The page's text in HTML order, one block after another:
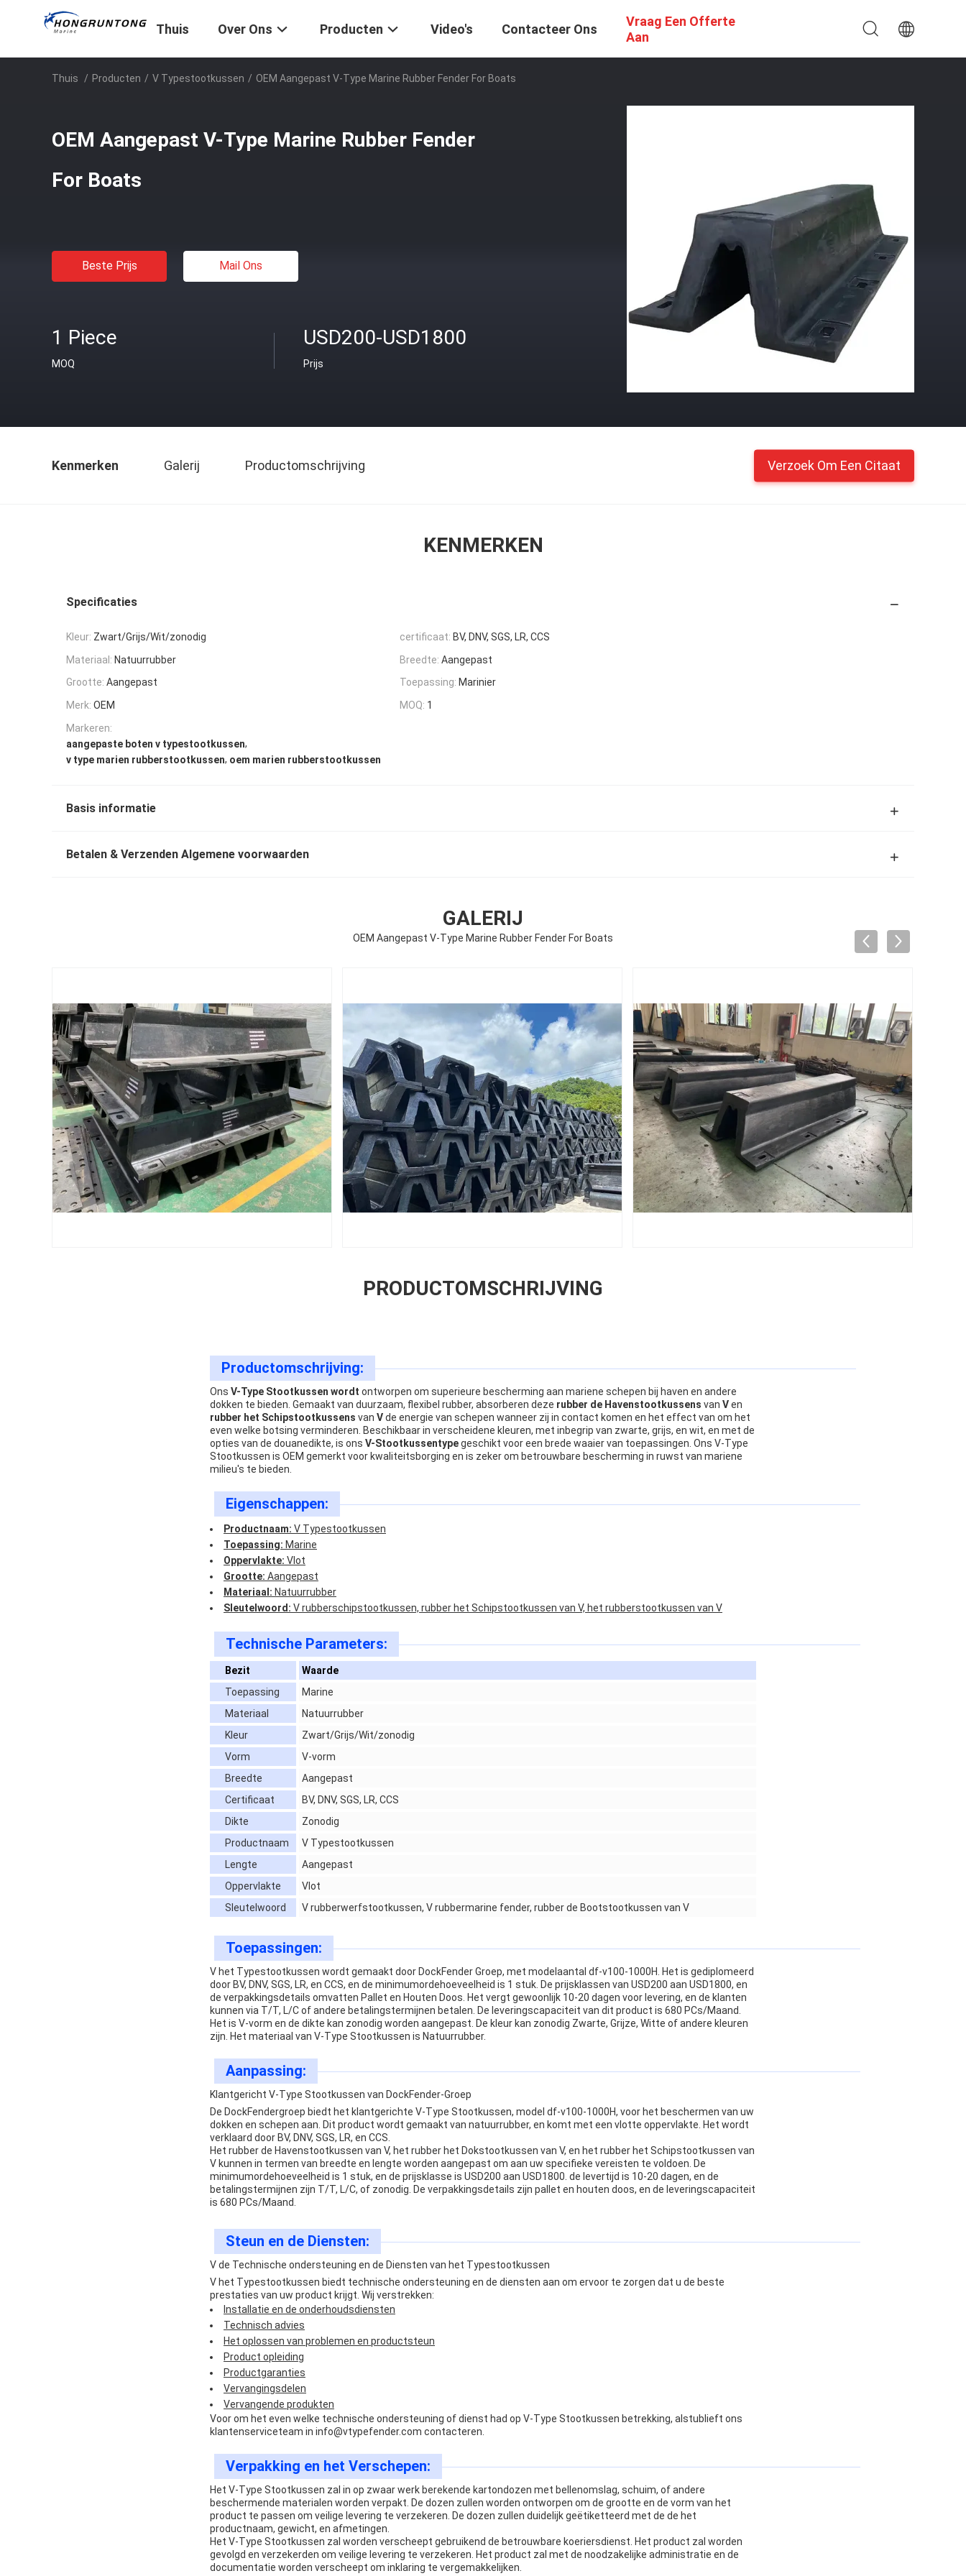
Thuis Over Ons Producten Video's Contacteer Ons
Vraag Een Offerte
Aan
Thuis / Producten / V Typestootkussen / OEM Aangepast V-Type Marine Rubber Fender For Boats
OEM Aangepast V-Type Marine Rubber Fender
For Boats
Beste Prijs Mail Ons
1 Piece
MOQ
USD200-USD1800
Prijs
Kenmerken Galerij Productomschrijving Verzoek Om Een Citaat
KENMERKEN
Specificaties
Kleur: Zwart/Grijs/Wit/zonodig certificaat: BV, DNV, SGS, LR, CCS
Materiaal: Natuurrubber Breedte: Aangepast
Grootte: Aangepast Toepassing: Marinier
Merk: OEM MOQ: 1
Markeren:
aangepaste boten v typestootkussen,
v type marien rubberstootkussen, oem marien rubberstootkussen
Basis informatie
Betalen & Verzenden Algemene voorwaarden
GALERIJ
OEM Aangepast V-Type Marine Rubber Fender For Boats
PRODUCTOMSCHRIJVING
Productomschrijving:
Ons V-Type Stootkussen wordt ontworpen om superieure bescherming aan mariene schepen bij haven en andere
dokken te bieden. Gemaakt van duurzaam, flexibel rubber, absorberen deze rubber de Havenstootkussens van Ven
rubber het Schipstootkussens van Vde energie van schepen wanneer zij in contact komen en het effect van om het
even welke botsing verminderen. Beschikbaar in verscheidene kleuren, met inbegrip van zwarte, grijs, en wit, en met de
opties van de douanedikte, is ons V-Stootkussentypegeschikt voor een brede waaier van toepassingen. Ons V-Type
Stootkussen is OEM gemerkt voor kwaliteitsborging en is zeker om betrouwbare bescherming in ruwst van mariene
milieu's te bieden.
Eigenschappen:
Productnaam: V Typestootkussen
Toepassing: Marine
Oppervlakte: Vlot
Grootte: Aangepast
Materiaal: Natuurrubber
Sleutelwoord: V rubberschipstootkussen, rubber het Schipstootkussen van V, het rubberstootkussen van V
Technische Parameters:
Bezit
Waarde
Toepassing
Marine
Materiaal
Natuurrubber
Kleur
Zwart/Grijs/Wit/zonodig
Vorm
V-vorm
Breedte
Aangepast
Certificaat
BV, DNV, SGS, LR, CCS
Dikte
Zonodig
Productnaam
V Typestootkussen
Lengte
Aangepast
Oppervlakte
Vlot
Sleutelwoord
V rubberwerfstootkussen, V rubbermarine fender, rubber de Bootstootkussen van V
Toepassingen:
V het Typestootkussen wordt gemaakt door DockFender Groep, met modelaantal df-v100-1000H. Het is gediplomeerd
door BV, DNV, SGS, LR, en CCS, en de minimumordehoeveelheid is 1 stuk. De prijsklassen van USD200 aan USD1800, en
de verpakkingsdetails omvatten Pallet en Houten Doos. Het vergt gewoonlijk 10-20 dagen voor levering, en de klanten
kunnen via T/T, L/C of andere betalingstermijnen betalen. De leveringscapaciteit van dit product is 680 PCs/Maand.
Het is V-vorm en de dikte kan zonodig worden aangepast. De kleur kan zonodig Zwarte, Grijze, Witte of andere kleuren
zijn. Het materiaal van V-Type Stootkussen is Natuurrubber.
Aanpassing:
Klantgericht V-Type Stootkussen van DockFender-Groep
De DockFendergroep biedt het klantgerichte V-Type Stootkussen, model df-v100-1000H, voor het beschermen van uw
dokken en schepen aan. Dit product wordt gemaakt van natuurrubber, en komt met een vlotte oppervlakte. Het wordt
verklaard door BV, DNV, SGS, LR, en CCS.
Het rubber de Havenstootkussen van V, het rubber het Dokstootkussen van V, en het rubber het Schipstootkussen van
V kunnen in termen van breedte en lengte worden aangepast om aan uw specifieke vereisten te voldoen. De
minimumordehoeveelheid is 1 stuk, en de prijsklasse is USD200 aan USD1800. de levertijd is 10-20 dagen, en de
betalingstermijnen zijn T/T, L/C, of zonodig. De verpakkingsdetails zijn pallet en houten doos, en de leveringscapaciteit
is 680 PCs/Maand.
Steun en de Diensten:
V de Technische ondersteuning en de Diensten van het Typestootkussen
V het Typestootkussen biedt technische ondersteuning en de diensten aan om ervoor te zorgen dat u de beste
prestaties van uw product krijgt. Wij verstrekken:
Installatie en de onderhoudsdiensten
Technisch advies
Het oplossen van problemen en productsteun
Product opleiding
Productgaranties
Vervangingsdelen
Vervangende produkten
Voor om het even welke technische ondersteuning of dienst had op V-Type Stootkussen betrekking, alstublieft ons
klantenserviceteam in info@vtypefender.com contacteren.
Verpakking en het Verschepen:
Het V-Type Stootkussen zal in op zwaar werk berekende kartondozen met bellenomslag, schuim, of andere
beschermende materialen worden verpakt. De dozen zullen worden ontworpen om de grootte en de vorm van het
product te passen om veilige levering te verzekeren. De dozen zullen duidelijk geëtiketteerd met de de het
productnaam, gewicht, en afmetingen.
Het V-Type Stootkussen zal worden verscheept gebruikend de betrouwbare koeriersdienst. Het product zal worden
gevolgd en verzekerden om veilige levering te verzekeren. Het product zal met de noodzakelijke administratie en de
documentatie worden verscheept om inklaring te vergemakkelijken.